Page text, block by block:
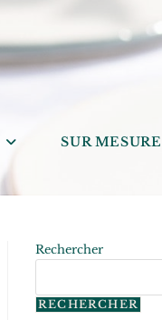
SUR MESURE
Rechercher
RECHERCHER